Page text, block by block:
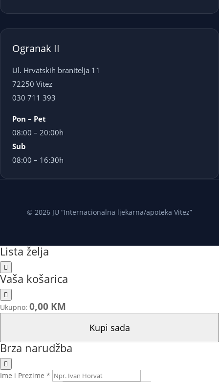
Ogranak II
Ul. Hrvatskih branitelja 11
72250 Vitez
030 711 393
Pon – Pet
08:00 – 20:00h
Sub
08:00 – 16:30h
© 2026 JU “Internacionalna ljekarna/apoteka Vitez”
Lista želja
Vaša košarica
Ukupno: 0,00 KM
Kupi sada
Brza narudžba
Ime i Prezime *